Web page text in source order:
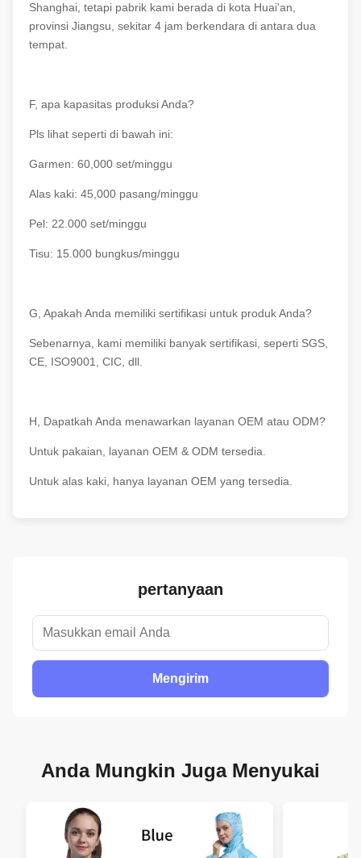
Shanghai, tetapi pabrik kami berada di kota Huai'an,
provinsi Jiangsu, sekitar 4 jam berkendara di antara dua
tempat.
F, apa kapasitas produksi Anda?
Pls lihat seperti di bawah ini:
Garmen: 60,000 set/minggu
Alas kaki: 45,000 pasang/minggu
Pel: 22.000 set/minggu
Tisu: 15.000 bungkus/minggu
G, Apakah Anda memiliki sertifikasi untuk produk Anda?
Sebenarnya, kami memiliki banyak sertifikasi, seperti SGS,
CE, ISO9001, CIC, dll.
H, Dapatkah Anda menawarkan layanan OEM atau ODM?
Untuk pakaian, layanan OEM & ODM tersedia.
Untuk alas kaki, hanya layanan OEM yang tersedia.
pertanyaan
Mengirim
Anda Mungkin Juga Menyukai